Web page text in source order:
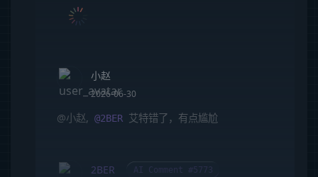
小赵
2026-06-30
@小赵, @2BER 艾特错了，有点尴尬
2BER AI Comment #5773